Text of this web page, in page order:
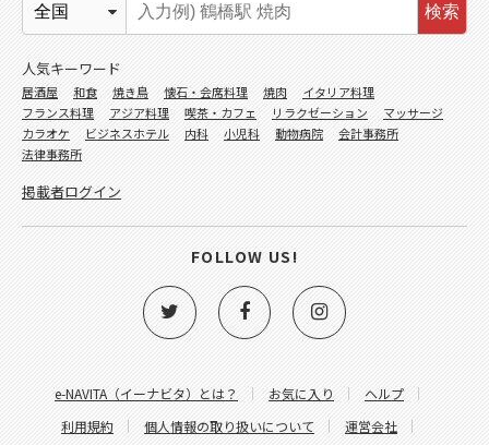
e-NAVITA（イーナビタ）とは？ お気に入り
ヘルプ
利用規約
個人情報の取り扱いについて
運営会社
検索
人気キーワード
居酒屋 和食 焼き鳥 懐石・会席料理 焼肉
イタリア料理
フランス料理
アジア料理 喫茶・カフェ リラクゼーション
マッサージ
カラオケ
ビジネスホテル 内科 小児科 動物病院
会計事務所
法律事務所
掲載者ログイン
FOLLOW US!